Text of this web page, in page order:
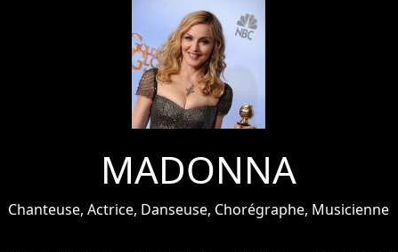
MADONNA
Chanteuse, Actrice, Danseuse, Chorégraphe, Musicienne